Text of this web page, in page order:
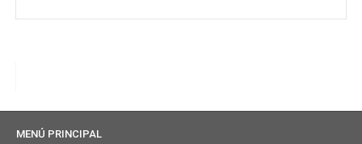
MENÚ PRINCIPAL